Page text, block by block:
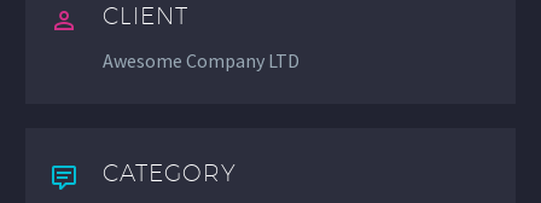
CLIENT
Awesome Company LTD
CATEGORY